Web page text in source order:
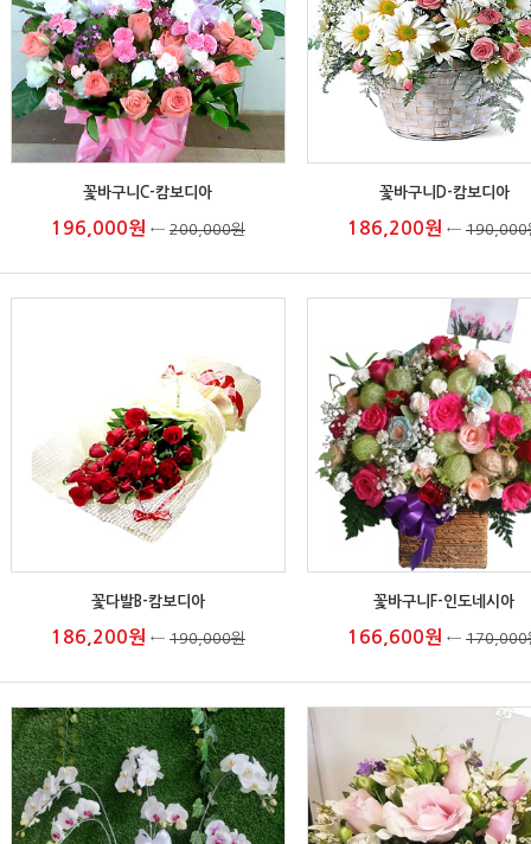
꽃바구니C-캄보디아
196,000원 ← 200,000원
꽃바구니D-캄보디아
186,200원 ← 190,000
꽃다발B-캄보디아
186,200원 ← 190,000원
꽃바구니F-인도네시아
166,600원 ← 170,000